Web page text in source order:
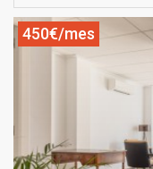
450€/mes